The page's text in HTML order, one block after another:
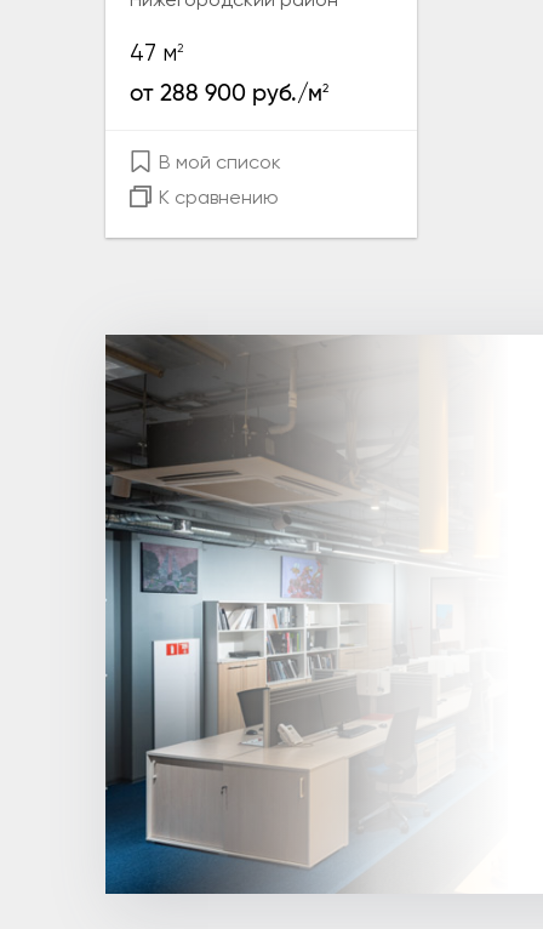
47 м2
от 288 900 руб./м2
В мой список
К сравнению